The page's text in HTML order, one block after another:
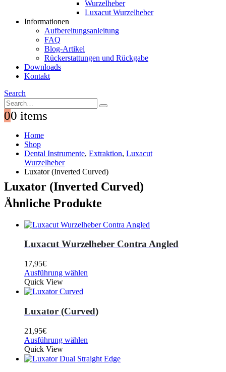
Wurzelheber
Luxacut Wurzelheber
Informationen
Aufbereitungsanleitung
FAQ
Blog-Artikel
Rückerstattungen und Rückgabe
Downloads
Kontakt
Search
00 items
Home
Shop
Dental Instrumente, Extraktion, Luxacut
Wurzelheber
Luxator (Inverted Curved)
Luxator (Inverted Curved)
Ähnliche Produkte
Luxacut Wurzelheber Contra Angled
17,95€
Ausführung wählen
Quick View
Luxator (Curved)
21,95€
Ausführung wählen
Quick View